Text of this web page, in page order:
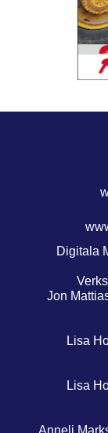
Digitala
Jon
Lisa
Lisa
Anneli